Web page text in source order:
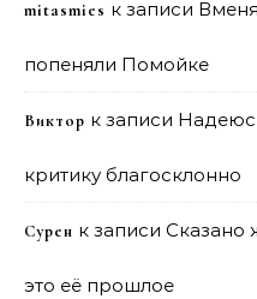
mitasmies к записи
попеняли Помойке
Виктор к записи
критику благосклонно
Сурен к записи Сказано
это её прошлое